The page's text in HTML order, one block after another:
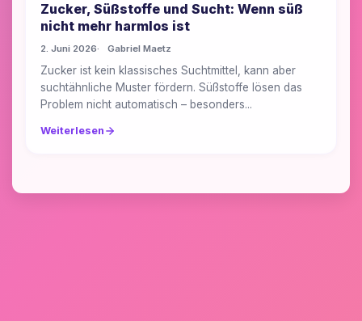
Zucker, Süßstoffe und Sucht: Wenn süß
nicht mehr harmlos ist
2. Juni 2026 Gabriel Maetz
Zucker ist kein klassisches Suchtmittel, kann aber
suchtähnliche Muster fördern. Süßstoffe lösen das
Problem nicht automatisch – besonders...
Weiterlesen